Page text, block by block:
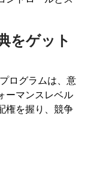
をゲット
ログラムは、意
ーマンスレベル
権を握り、競争